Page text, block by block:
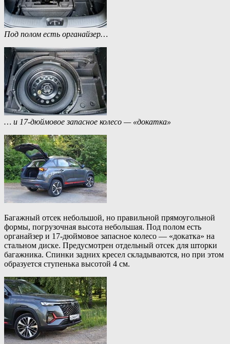
Под полом есть органайзер…
… и 17-дюймовое запасное колесо — «докатка»
Багажный отсек небольшой, но правильной прямоугольной
формы, погрузочная высота небольшая. Под полом есть
органайзер и 17-дюймовое запасное колесо — «докатка» на
стальном диске. Предусмотрен отдельный отсек для шторки
багажника. Спинки задних кресел складываются, но при этом
образуется ступенька высотой 4 см.